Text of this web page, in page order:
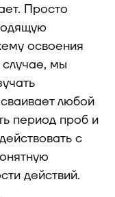
Просто
освоения
мы
любой
период проб и
с
действий.